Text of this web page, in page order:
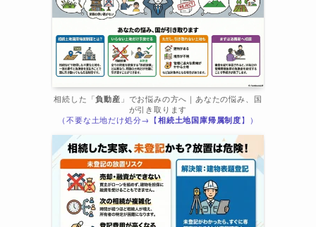
相続した「負動産 」でお悩みの方へ｜あなたの悩み、国
が引き取ります
（不要な土地だけ処分→【相続土地国庫帰属制度】）